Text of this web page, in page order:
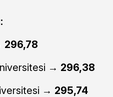
296,78
→ 296,38
→ 295,74